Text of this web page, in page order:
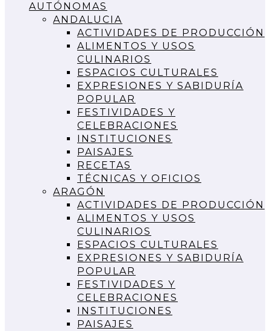
AUTÓNOMAS
ANDALUCIA
ACTIVIDADES DE PRODUCCIÓN
ALIMENTOS Y USOS
CULINARIOS
ESPACIOS CULTURALES
EXPRESIONES Y SABIDURÍA
POPULAR
FESTIVIDADES Y
CELEBRACIONES
INSTITUCIONES
PAISAJES
RECETAS
TÉCNICAS Y OFICIOS
ARAGÓN
ACTIVIDADES DE PRODUCCIÓN
ALIMENTOS Y USOS
CULINARIOS
ESPACIOS CULTURALES
EXPRESIONES Y SABIDURÍA
POPULAR
FESTIVIDADES Y
CELEBRACIONES
INSTITUCIONES
PAISAJES